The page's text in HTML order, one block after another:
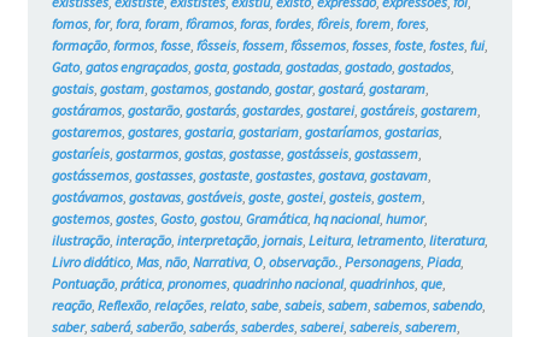
fomos, for, fora, foram, fôramos, foras, fordes, fôreis, forem, fores,
formação, formos, fosse, fôsseis, fossem, fôssemos, fosses, foste, fostes, fui,
Gato, gatos engraçados, gosta, gostada, gostadas, gostado, gostados,
gostais, gostam, gostamos, gostando, gostar, gostará, gostaram,
gostáramos, gostarão, gostarás, gostardes, gostarei, gostáreis, gostarem,
gostaremos, gostares, gostaria, gostariam, gostaríamos, gostarias,
gostaríeis, gostarmos, gostas, gostasse, gostásseis, gostassem,
gostássemos, gostasses, gostaste, gostastes, gostava, gostavam,
gostávamos, gostavas, gostáveis, goste, gostei, gosteis, gostem,
gostemos, gostes, Gosto, gostou, Gramática, hq nacional, humor,
ilustração, interação, interpretação, jornais, Leitura, letramento, literatura,
Livro didático, Mas, não, Narrativa, O, observação. Personagens, Piada,
Pontuação, prática, pronomes, quadrinho nacional, quadrinhos, que,
reação, Reflexão, relações, relato, sabe, sabeis, sabem, sabemos, sabendo,
saber, saberá, saberão, saberás, saberdes, saberei, sabereis, saberem,